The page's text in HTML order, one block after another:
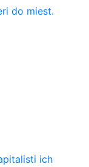
do miest.
ich